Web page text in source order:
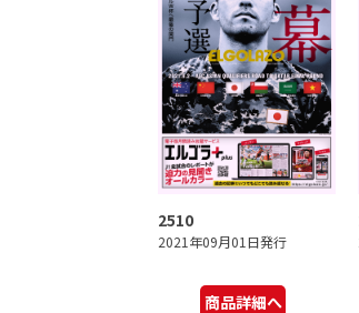
2510
2021年09月01日発行
商品詳細へ